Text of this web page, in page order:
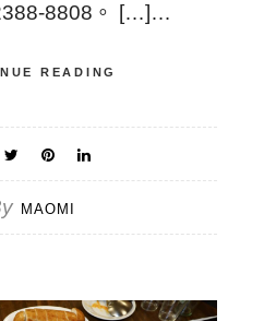
8808。 […]…
READING
MAOMI